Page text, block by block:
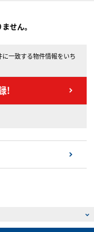
せん。
一致する物件情報をいち
!